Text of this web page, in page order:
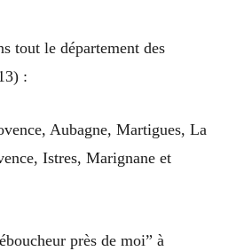
tout le département des
:
Aubagne, Martigues, La
Istres, Marignane et
près de moi” à